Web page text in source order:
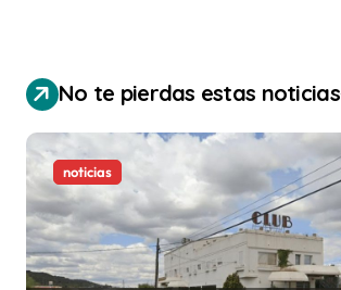
No te pierdas estas noticias
noticias